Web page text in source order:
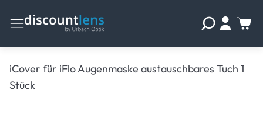
iCover für iFlo Augenmaske austauschbares Tuch 1
Stück